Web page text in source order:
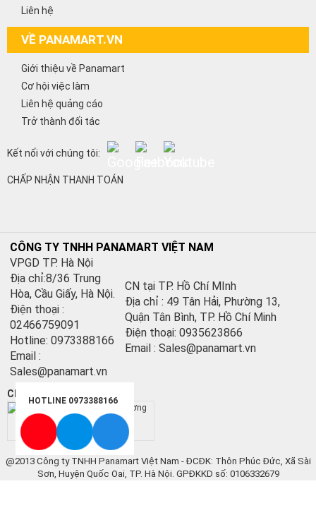
Liên hệ
VỀ PANAMART.VN
Giới thiệu về Panamart
Cơ hội việc làm
Liên hệ quảng cáo
Trở thành đối tác
Kết nối với chúng tôi:
CHẤP NHẬN THANH TOÁN
CÔNG TY TNHH PANAMART VIỆT NAM
VPGD TP. Hà Nội
Địa chỉ:8/36 Trung
Hòa, Cầu Giấy, Hà Nội.
Điện thoại :
02466759091
Hotline: 0973388166
Email :
Sales@panamart.vn
CN tại TP. Hồ Chí MInh
Địa chỉ : 49 Tân Hải, Phường 13,
Quận Tân Bình, TP. Hồ Chí Minh
Điện thoại: 0935623866
Email : Sales@panamart.vn
Chứng nhận:
@2013 Công ty TNHH Panamart Việt Nam - ĐCĐK: Thôn Phúc Đức, Xã Sài
Sơn, Huyện Quốc Oai, TP. Hà Nội. GPĐKKD số: 0106332679
HOTLINE 0973388166